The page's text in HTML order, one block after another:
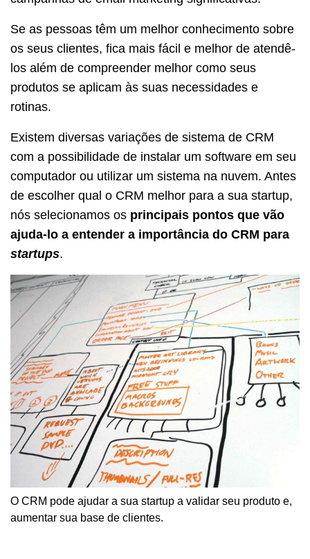
Se as pessoas têm um melhor conhecimento sobre
os seus clientes, fica mais fácil e melhor de atendê-
los além de compreender melhor como seus
produtos se aplicam às suas necessidades e
rotinas.
Existem diversas variações de sistema de CRM
com a possibilidade de instalar um software em seu
computador ou utilizar um sistema na nuvem. Antes
de escolher qual o CRM melhor para a sua startup,
nós selecionamos os principais pontos que vão
ajuda-lo a entender a importância do CRM para
startups.
O CRM pode ajudar a sua startup a validar seu produto e,
aumentar sua base de clientes.